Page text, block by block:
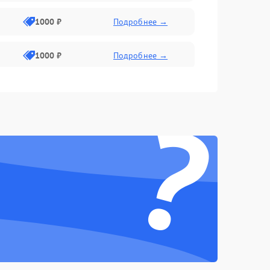
1000 ₽ Подробнее →
1000 ₽ Подробнее →
1500 ₽
Подробнее →
?